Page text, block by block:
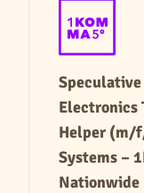
Electronics
Helper (m/
Systems –
Nationwide